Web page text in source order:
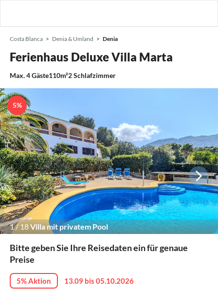
Costa Blanca Denia & Umland Denia
Ferienhaus Deluxe Villa Marta
Max.4Gäste110m²2Schlafzimmer
1/ 18Villa mit privatem Pool
5%
Bitte geben Sie Ihre Reisedaten ein für genaue
Preise
5% Aktion 13.09 bis 05.10.2026